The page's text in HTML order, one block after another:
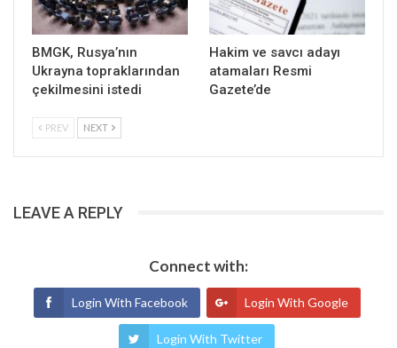
BMGK, Rusya’nın
Ukrayna topraklarından
çekilmesini istedi
Hakim ve savcı adayı
atamaları Resmi
Gazete’de
PREV NEXT
LEAVE A REPLY
Connect with:
Login With Facebook Login With Google
Login With Twitter